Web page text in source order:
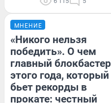
МНЕНИЕ
«Никого нельзя
победить». О чем
главный блокбастер
этого года, который
бьет рекорды в
прокате: честный